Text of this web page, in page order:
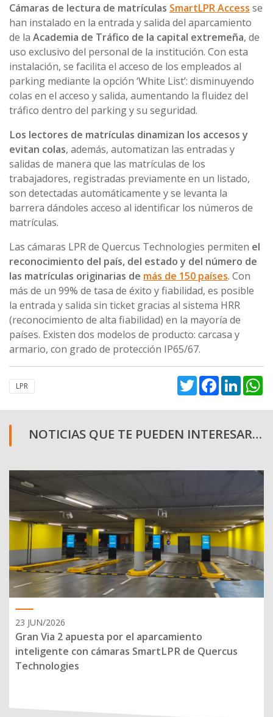
Cámaras de lectura de matrículas SmartLPR Access se
han instalado en la entrada y salida del aparcamiento
de la Academia de Tráfico de la capital extremeña, de
uso exclusivo del personal de la institución. Con esta
instalación, se facilita el acceso de los empleados al
parking mediante la opción ‘White List’: disminuyendo
colas en el acceso y salida, aumentando la fluidez del
tráfico dentro del parking y su seguridad.
Los lectores de matrículas dinamizan los accesos y
evitan colas, además, automatizan las entradas y
salidas de manera que las matrículas de los
trabajadores, registradas previamente en un listado,
son detectadas automáticamente y se levanta la
barrera dándoles acceso al identificar los números de
matrículas.
Las cámaras LPR de Quercus Technologies permiten el
reconocimiento del país, del estado y del número de
las matrículas originarias de más de 150 países. Con
más de un 99% de tasa de éxito y fiabilidad, es posible
la entrada y salida sin ticket gracias al sistema HRR
(reconocimiento de alta fiabilidad) en la mayoría de
países. Existen dos modelos de producto: carcasa y
armario, con grado de protección IP65/67.
LPR TwitterFacebook
NOTICIAS QUE TE PUEDEN INTERESAR…
23 JUN/2026
Gran Via 2 apuesta por el aparcamiento
inteligente con cámaras SmartLPR de Quercus
Technologies